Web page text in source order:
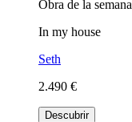
Obra de la semana
In my house
Seth
2.490 €
Descubrir